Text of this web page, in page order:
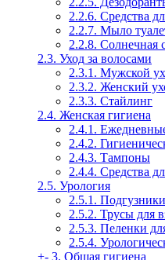
2.2.6. Средства
2.2.7. Мыло
2.2.8. Солнечная
2.3. Уход за волосами
2.3.1. Мужской
2.3.2. Женский
2.3.3. Стайлинг
2.4. Женская гигиена
2.4.1.
2.4.2.
2.4.3. Тампоны
2.4.4. Средства
2.5. Урология
2.5.1.
2.5.2. Трусы для
2.5.3. Пеленки
2.5.4.
+- 3. Общая гигиена